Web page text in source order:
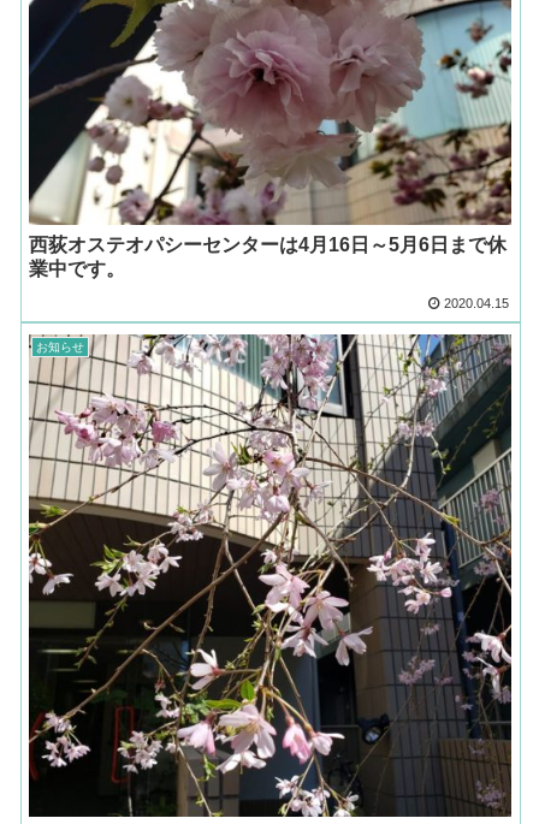
西荻オステオパシーセンターは4月16日～5月6日まで休
業中です。
2020.04.15
お知らせ